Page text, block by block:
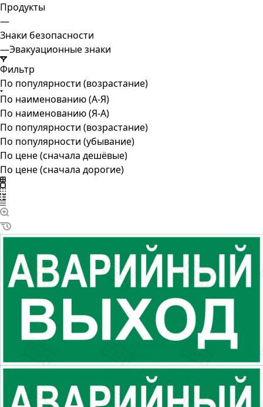
Продукты
—
Знаки безопасности
—Эвакуационные знаки
Фильтр
По популярности (возрастание)
По наименованию (А-Я)
По наименованию (Я-А)
По популярности (возрастание)
По популярности (убывание)
По цене (сначала дешёвые)
По цене (сначала дорогие)